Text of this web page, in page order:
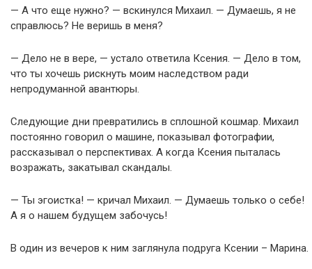
— А что еще нужно? — вскинулся Михаил. — Думаешь, я не
справлюсь? Не веришь в меня?
— Дело не в вере, — устало ответила Ксения. — Дело в том,
что ты хочешь рискнуть моим наследством ради
непродуманной авантюры.
Следующие дни превратились в сплошной кошмар. Михаил
постоянно говорил о машине, показывал фотографии,
рассказывал о перспективах. А когда Ксения пыталась
возражать, закатывал скандалы.
— Ты эгоистка! — кричал Михаил. — Думаешь только о себе!
А я о нашем будущем забочусь!
В один из вечеров к ним заглянула подруга Ксении – Марина.